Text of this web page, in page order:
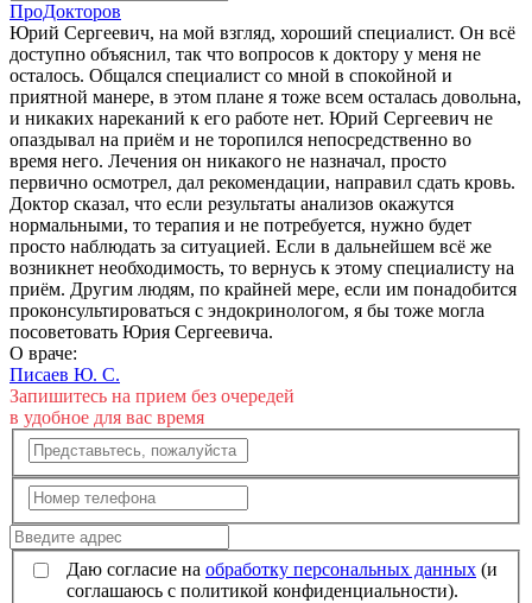
ПроДокторов
Юрий Сергеевич, на мой взгляд, хороший специалист. Он всё
доступно объяснил, так что вопросов к доктору у меня не
осталось. Общался специалист со мной в спокойной и
приятной манере, в этом плане я тоже всем осталась довольна,
и никаких нареканий к его работе нет. Юрий Сергеевич не
опаздывал на приём и не торопился непосредственно во
время него. Лечения он никакого не назначал, просто
первично осмотрел, дал рекомендации, направил сдать кровь.
Доктор сказал, что если результаты анализов​ окажутся
нормальными, то терапия и не потребуется, нужно будет
просто наблюдать за ситуацией. Если в дальнейшем всё же
возникнет необходимость, то вернусь к этому специалисту на
приём. Другим людям, по крайней мере, если им понадобится
проконсультироваться с эндокринологом, я бы тоже могла
посоветовать Юрия Сергеевича.
О враче:
Писаев Ю. С.
Запишитесь на прием без очередей
в удобное для вас время
Даю согласие на обработку персональных данных (и
соглашаюсь с политикой конфиденциальности).